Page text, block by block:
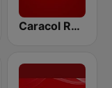
Caracol Radio